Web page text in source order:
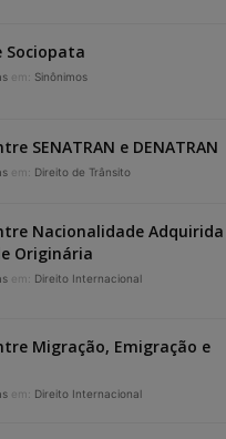
Sociopata
em: Sinônimos
SENATRAN e DENATRAN
em: Direito de Trânsito
Nacionalidade Adquirida
Originária
em: Direito Internacional
Migração, Emigração e
em: Direito Internacional